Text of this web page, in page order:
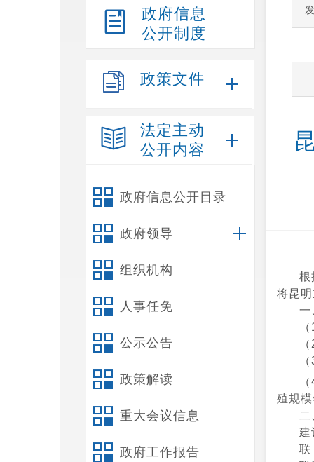
政府信息
公开制度
政策文件
法定主动
公开内容
政府信息公开目录
政府领导
组织机构
人事任免
公示公告
政策解读
重大会议信息
政府工作报告
根
将昆
一
（
（
（
（
殖规
建
联